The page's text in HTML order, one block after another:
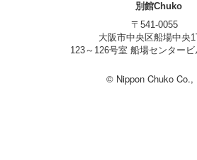
別館Chuko
〒541-0055
大阪市中央区船場中央
123～126号室 船場センター
© Nippon Chuko Co.,